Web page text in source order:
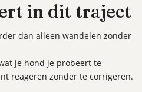
in dit traject
dan alleen wandelen zonder
je hond je probeert te
reageren zonder te corrigeren.